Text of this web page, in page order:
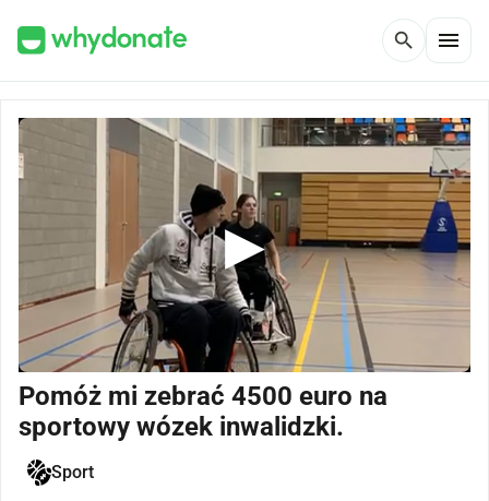
search menu
Pomóż mi zebrać 4500 euro na
sportowy wózek inwalidzki.
Sport